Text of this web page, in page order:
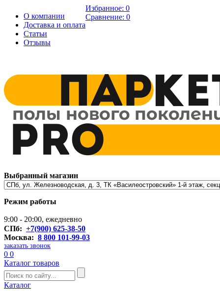
О компании
Доставка и оплата
Статьи
Отзывы
Избранное: 0
Сравнение: 0
Выбранный магазин
Режим работы
9:00 - 20:00, ежедневно
СПб: +7(900) 625-38-50
Москва: 8 800 101-99-03
заказать звонок
0 0
Каталог товаров
Каталог